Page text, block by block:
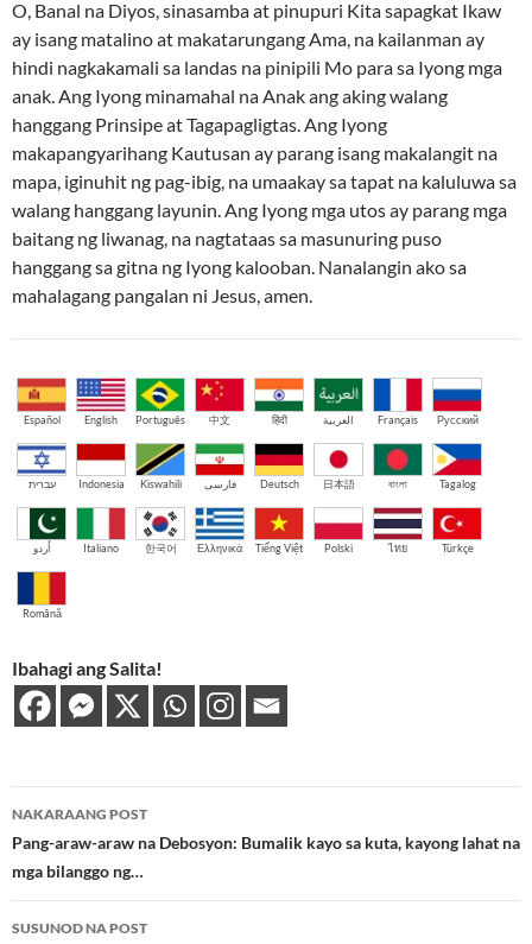
O, Banal na Diyos, sinasamba at pinupuri Kita sapagkat Ikaw
ay isang matalino at makatarungang Ama, na kailanman ay
hindi nagkakamali sa landas na pinipili Mo para sa Iyong mga
anak. Ang Iyong minamahal na Anak ang aking walang
hanggang Prinsipe at Tagapagligtas. Ang Iyong
makapangyarihang Kautusan ay parang isang makalangit na
mapa, iginuhit ng pag-ibig, na umaakay sa tapat na kaluluwa sa
walang hanggang layunin. Ang Iyong mga utos ay parang mga
baitang ng liwanag, na nagtataas sa masunuring puso
hanggang sa gitna ng Iyong kalooban. Nanalangin ako sa
mahalagang pangalan ni Jesus, amen.
Español English Português 中文 हिंदी العربية Français Русский
עברית Indonesia Kiswahili فارسی Deutsch 日本語 বাংলা Tagalog
اُردو Italiano 한국어 Ελληνικά Tiếng Việt Polski ไทย Türkçe
Română
Ibahagi ang Salita!
Post
navigation
NAKARAANG POST
Pang-araw-araw na Debosyon: Bumalik kayo sa kuta, kayong lahat na
mga bilanggo ng…
SUSUNOD NA POST